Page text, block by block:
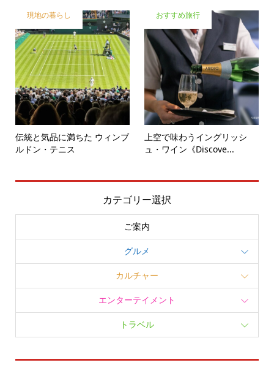
現地の暮らし
伝統と気品に満ちた ウィンブ
ルドン・テニス
おすすめ旅行
上空で味わうイングリッシ
ュ・ワイン《Discove...
カテゴリー選択
ご案内
グルメ
カルチャー
エンターテイメント
トラベル